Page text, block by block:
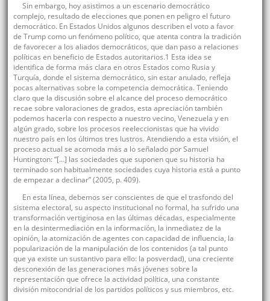
Sin embargo, hoy asistimos a un escenario democrático
complejo, resultado de elecciones que ponen en peligro el futuro
democrático. En Estados Unidos algunos describen el voto a favor
de Trump como un fenómeno político, que atenta contra la tradición
de favorecer a los aliados democráticos, que dan paso a relaciones
políticas en beneficio de Estados autoritarios.1 Esta idea se
identifica de forma más clara en otros Estados como Rusia y
Turquía, donde el sistema democrático, sin estar anulado, refleja
pocas alternativas sobre la competencia democrática. Teniendo
claro que la discusión sobre el alcance del proceso democrático
recae sobre valoraciones de grados, esta apreciación también
podemos hacerla con respecto a nuestro vecino, Venezuela y en
algún grado, sobre los procesos reeleccionistas que ha vivido
nuestro país en los últimos tres lustros. Atendiendo a esta visión, el
proceso actual se acomoda más a lo señalado por Samuel
Huntington: “[…] las sociedades que suponen que su historia ha
terminado son habitualmente sociedades cuya historia está a punto
de empezar a declinar” (2005, p. 409).
En esta línea, debemos ser conscientes de que el trasfondo del
sistema electoral, su aspecto institucional no formal, ha sufrido una
transformación vertiginosa en las últimas décadas, especialmente
en la desintermediación en la información, la inmediatez de la
opinión, la atomización de agentes con capacidad de influencia, la
popularización de la manipulación de los contenidos (a tal punto
que ya existe un sustantivo para ello: la posverdad), una creciente
desconexión de las generaciones más jóvenes sobre la
representación que ofrece la actividad política, una constante
división mitocondrial de los partidos políticos y sus miembros, etc.